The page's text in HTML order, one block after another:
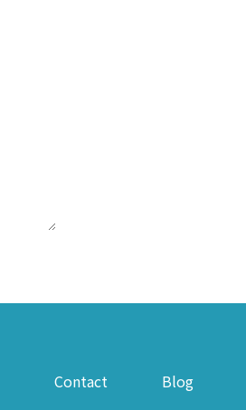
Contact Blog